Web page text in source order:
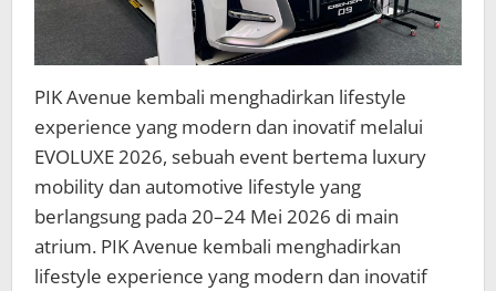
PIK Avenue kembali menghadirkan lifestyle
experience yang modern dan inovatif melalui
EVOLUXE 2026, sebuah event bertema luxury
mobility dan automotive lifestyle yang
berlangsung pada 20–24 Mei 2026 di main
atrium. PIK Avenue kembali menghadirkan
lifestyle experience yang modern dan inovatif